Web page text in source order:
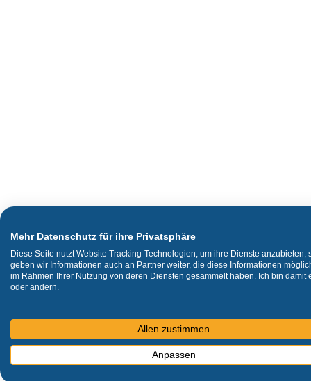
Mehr Datenschutz für ihre Privatsphäre
Diese Seite nutzt Website Tracking-Technologien, um ihre Dienste
geben wir Informationen auch an Partner weiter, die diese Informationen
im Rahmen Ihrer Nutzung von deren Diensten gesammelt haben. Ich bin
oder ändern.
Allen zustimmen
Anpassen